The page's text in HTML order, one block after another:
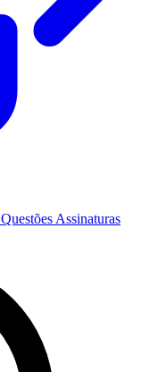
Questões Assinaturas